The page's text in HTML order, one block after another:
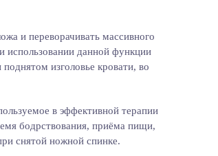
и переворачивать массивного
использовании данной функции
поднятом изголовье кровати, во
в эффективной терапии
бодрствования, приёма пищи,
снятой ножной спинке.